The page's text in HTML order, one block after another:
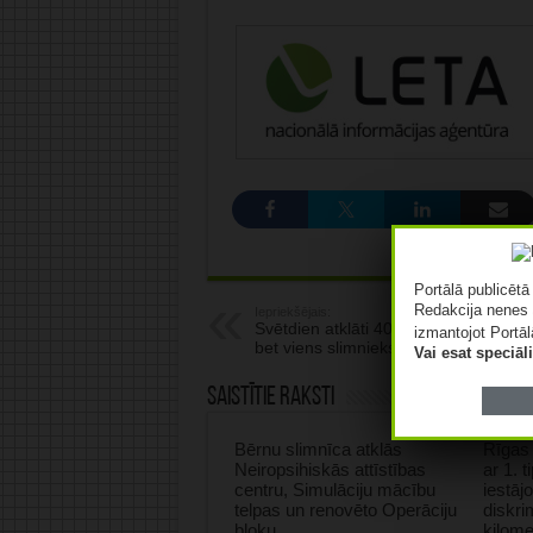
Svētdien atklāti 40 Covid-19
bet viens slimnieks miris
Saistītie raksti
Bērnu slimnīca atklās
Neiropsihiskās attīstības
centru, Simulāciju mācību
telpas un renovēto Operāciju
Portālā
Redakcija
izmantojot
Vai esat